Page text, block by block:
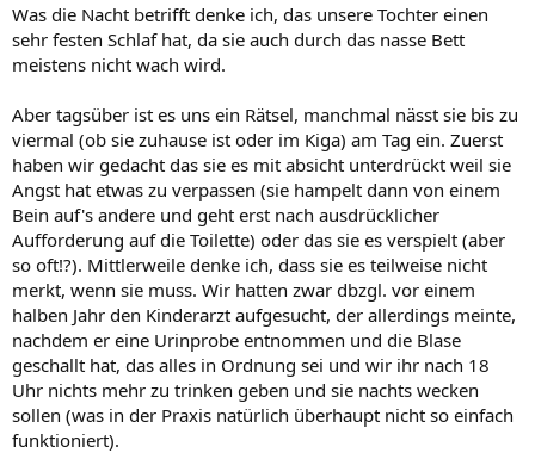
Was die Nacht betrifft denke ich, das unsere Tochter einen
sehr festen Schlaf hat, da sie auch durch das nasse Bett
meistens nicht wach wird.
Aber tagsüber ist es uns ein Rätsel, manchmal nässt sie bis zu
viermal (ob sie zuhause ist oder im Kiga) am Tag ein. Zuerst
haben wir gedacht das sie es mit absicht unterdrückt weil sie
Angst hat etwas zu verpassen (sie hampelt dann von einem
Bein auf's andere und geht erst nach ausdrücklicher
Aufforderung auf die Toilette) oder das sie es verspielt (aber
so oft!?). Mittlerweile denke ich, dass sie es teilweise nicht
merkt, wenn sie muss. Wir hatten zwar dbzgl. vor einem
halben Jahr den Kinderarzt aufgesucht, der allerdings meinte,
nachdem er eine Urinprobe entnommen und die Blase
geschallt hat, das alles in Ordnung sei und wir ihr nach 18
Uhr nichts mehr zu trinken geben und sie nachts wecken
sollen (was in der Praxis natürlich überhaupt nicht so einfach
funktioniert).